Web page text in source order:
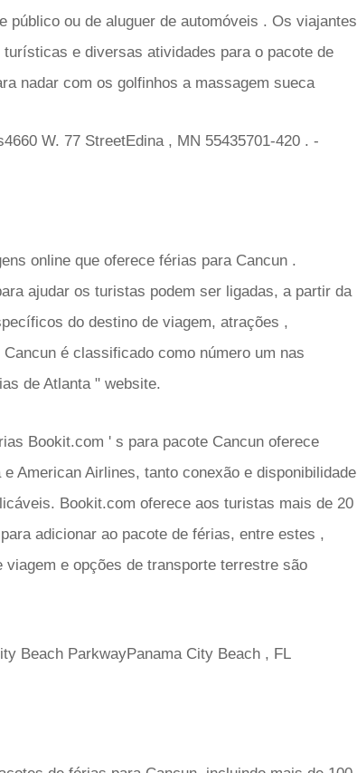
público ou de aluguer de automóveis . Os viajantes
e diversas atividades para o pacote de
nadar com os golfinhos a massagem sueca
W. 77 StreetEdina , MN 55435701-420 . -
online que oferece férias para Cancun .
ajudar os turistas podem ser ligadas, a partir da
do destino de viagem, atrações ,
é classificado como número um nas
de Atlanta " website.
Bookit.com ' s para pacote Cancun oferece
American Airlines, tanto conexão e disponibilidade
Bookit.com oferece aos turistas mais de 20
adicionar ao pacote de férias, entre estes ,
e opções de transporte terrestre são
Beach ParkwayPanama City Beach , FL